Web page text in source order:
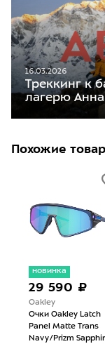
16.03.2026
Треккинг к
лагерю
Похожие
новинка
29 590 ₽
Oakley
Очки Oakley Latch
Panel Matte Trans
Navy/Prizm